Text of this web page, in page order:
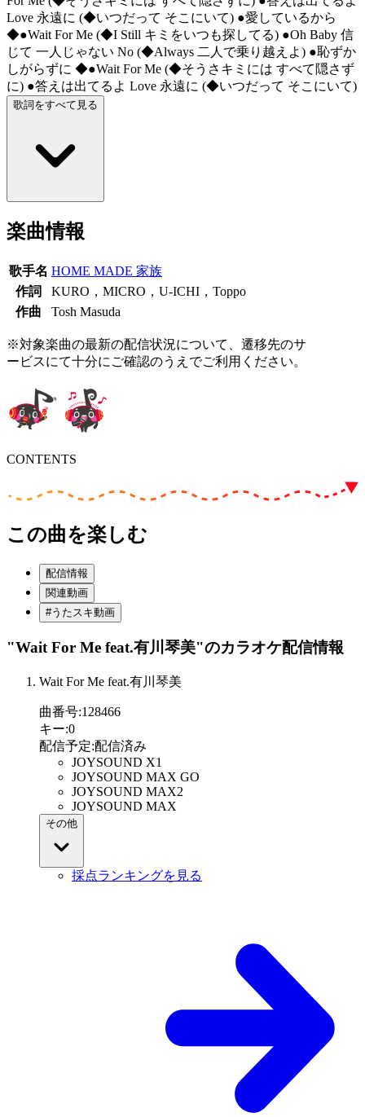
Love 永遠に (◆いつだって そこにいて) ●愛しているから
◆●Wait For Me (◆I Still キミをいつも探してる) ●Oh Baby 信
じて 一人じゃない No (◆Always 二人で乗り越えよ) ●恥ずか
しがらずに ◆●Wait For Me (◆そうさキミには すべて隠さず
に) ●答えは出てるよ Love 永遠に (◆いつだって そこにいて)
歌詞をすべて見る
楽曲情報
歌手名 HOME MADE 家族
作詞
KURO，MICRO，U-ICHI，Toppo
作曲
Tosh Masuda
※対象楽曲の最新の配信状況について、遷移先のサ
ービスにて十分にご確認のうえでご利用ください。
CONTENTS
この曲を楽しむ
配信情報
関連動画
#うたスキ動画
"Wait For Me feat.有川琴美"のカラオケ配信情報
Wait For Me feat.有川琴美
曲番号:128466
キー:0
配信予定:配信済み
JOYSOUND X1
JOYSOUND MAX GO
JOYSOUND MAX2
JOYSOUND MAX
その他
採点ランキングを見る